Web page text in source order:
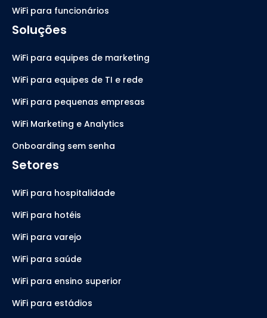
WiFi para funcionários
Soluções
WiFi para equipes de marketing
WiFi para equipes de TI e rede
WiFi para pequenas empresas
WiFi Marketing e Analytics
Onboarding sem senha
Setores
WiFi para hospitalidade
WiFi para hotéis
WiFi para varejo
WiFi para saúde
WiFi para ensino superior
WiFi para estádios